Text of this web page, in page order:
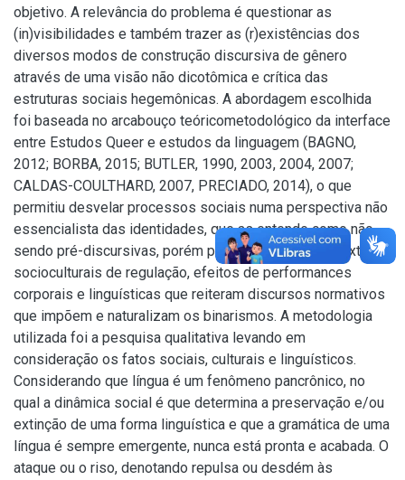
objetivo. A relevância do problema é questionar as
(in)visibilidades e também trazer as (r)existências dos
diversos modos de construção discursiva de gênero
através de uma visão não dicotômica e crítica das
estruturas sociais hegemônicas. A abordagem escolhida
foi baseada no arcabouço teóricometodológico da interface
entre Estudos Queer e estudos da linguagem (BAGNO,
2012; BORBA, 2015; BUTLER, 1990, 2003, 2004, 2007;
CALDAS-COULTHARD, 2007, PRECIADO, 2014), o que
permitiu desvelar processos sociais numa perspectiva não
essencialista das identidades, que as entende como não
sendo pré-discursivas, porém provenientes de contextos
socioculturais de regulação, efeitos de performances
corporais e linguísticas que reiteram discursos normativos
que impõem e naturalizam os binarismos. A metodologia
utilizada foi a pesquisa qualitativa levando em
consideração os fatos sociais, culturais e linguísticos.
Considerando que língua é um fenômeno pancrônico, no
qual a dinâmica social é que determina a preservação e/ou
extinção de uma forma linguística e que a gramática de uma
língua é sempre emergente, nunca está pronta e acabada. O
ataque ou o riso, denotando repulsa ou desdém às